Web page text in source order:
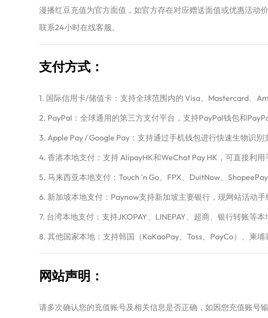
漫播红豆充值为官方面值，如官方存在对应赠送面值或优惠活动
联系24小时在线客服。
支付方式：
1. 国际信用卡/储值卡：支持全球范围内的 Visa、Mastercard、
2. PayPal：全球通用的第三方支付平台，支持PayPal钱包和
3. Apple Pay / Google Pay：支持通过手机钱包进行快速生物识别
4. 香港本地支付：支持 AlipayHK和WeChat Pay HK，可直接利用
5. 马来西亚本地支付：Touch 'n Go、FPX、DuitNow、
6. 新加坡本地支付：Paynow支持新加坡主要银行，现网站活动手
7. 台湾本地支付：支持JKOPAY、LINEPAY、超商、银行转账等
8. 其他国家本地：支持韩国（KaKaoPay、Toss、PayCo）、柬
网站声明：
请多次确认您的充值账号及相关信息是否正确，如因您充值账号